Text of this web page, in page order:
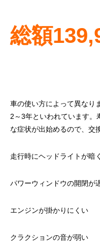
総額
車の使い方によって異なり
2～3年といわれています。
な症状が出始めるので、交
走行時にヘッドライトが暗
パワーウィンドウの開閉が
エンジンが掛かりにくい
クラクションの音が弱い